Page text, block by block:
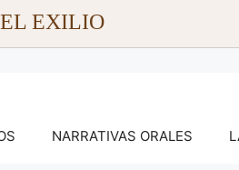
EXILIO
NARRATIVAS ORALES